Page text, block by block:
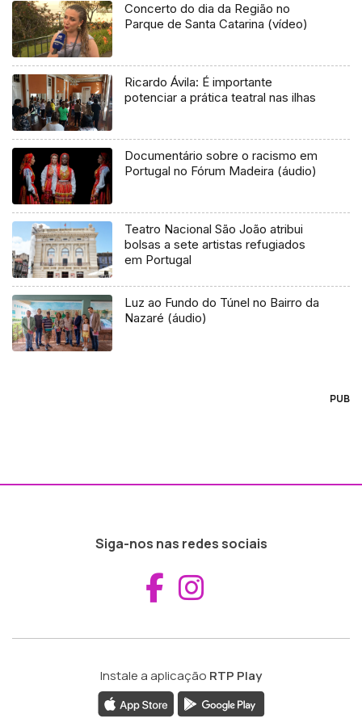
Concerto do dia da Região no
Parque de Santa Catarina (vídeo)
Ricardo Ávila: É importante
potenciar a prática teatral nas ilhas
Documentário sobre o racismo em
Portugal no Fórum Madeira (áudio)
Teatro Nacional São João atribui
bolsas a sete artistas refugiados
em Portugal
Luz ao Fundo do Túnel no Bairro da
Nazaré (áudio)
PUB
Siga-nos nas redes sociais
Aceder ao
Instale a aplicação RTP Play